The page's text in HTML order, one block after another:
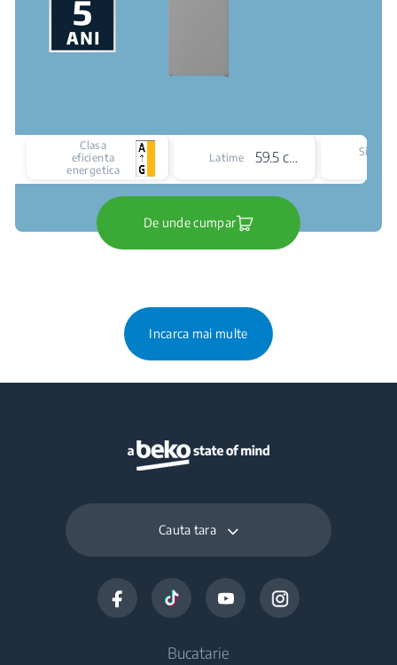
Clasa
eficienta
energetica
Latime 59.5 cm
Sistem
De unde cumpar
Incarca mai multe
Cauta tara
Bucatarie